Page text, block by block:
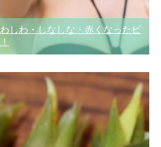
しわ・しなしな・赤くなったピ